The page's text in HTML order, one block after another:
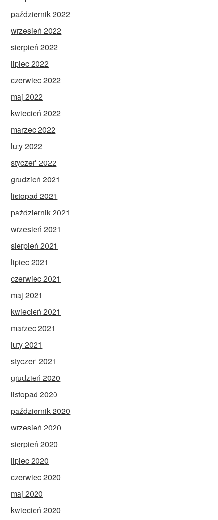
październik 2022
wrzesień 2022
sierpień 2022
lipiec 2022
czerwiec 2022
maj 2022
kwiecień 2022
marzec 2022
luty 2022
styczeń 2022
grudzień 2021
listopad 2021
październik 2021
wrzesień 2021
sierpień 2021
lipiec 2021
czerwiec 2021
maj 2021
kwiecień 2021
marzec 2021
luty 2021
styczeń 2021
grudzień 2020
listopad 2020
październik 2020
wrzesień 2020
sierpień 2020
lipiec 2020
czerwiec 2020
maj 2020
kwiecień 2020